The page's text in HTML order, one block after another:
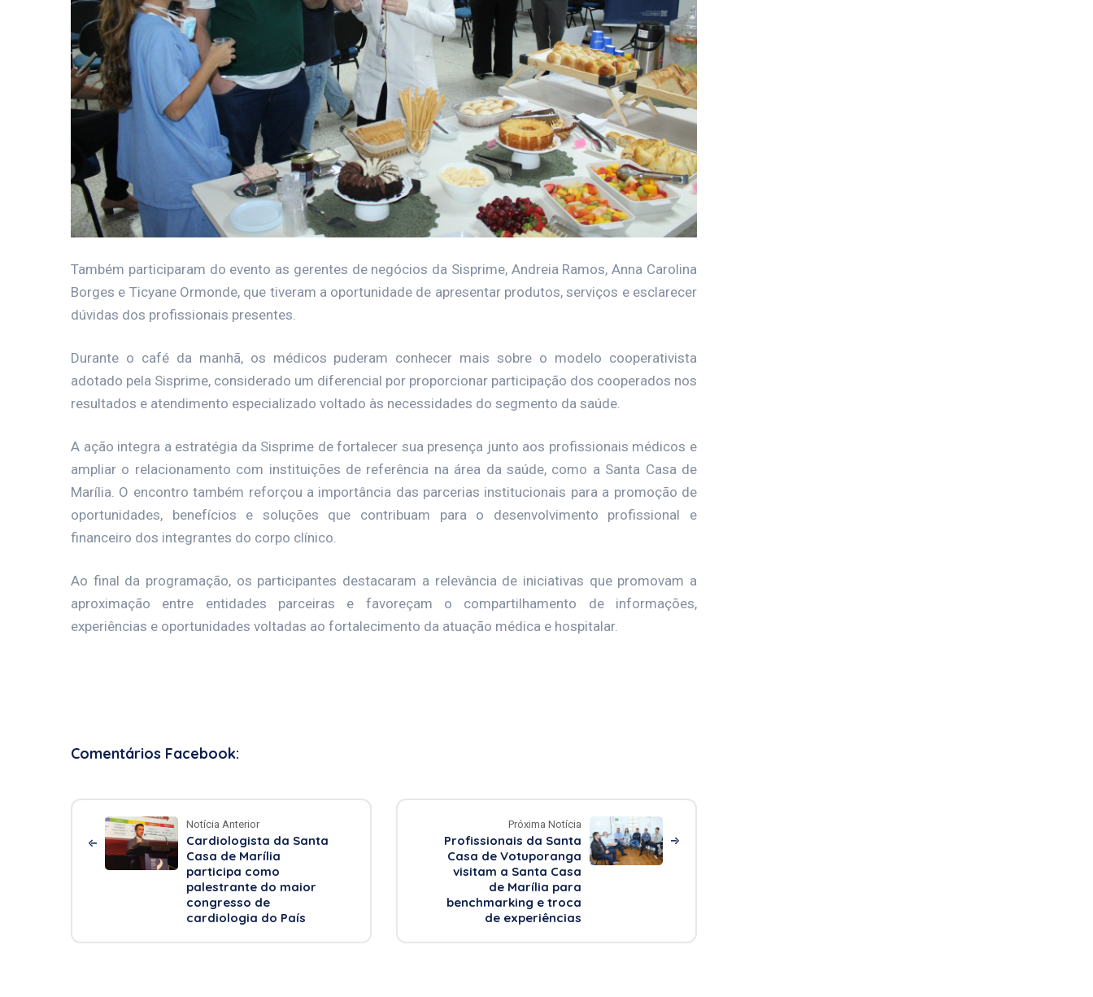
Também participaram do evento as gerentes de negócios da Sisprime, Andreia Ramos, Anna Carolina
Borges e Ticyane Ormonde, que tiveram a oportunidade de apresentar produtos, serviços e esclarecer
dúvidas dos profissionais presentes.
Durante o café da manhã, os médicos puderam conhecer mais sobre o modelo cooperativista
adotado pela Sisprime, considerado um diferencial por proporcionar participação dos cooperados nos
resultados e atendimento especializado voltado às necessidades do segmento da saúde.
A ação integra a estratégia da Sisprime de fortalecer sua presença junto aos profissionais médicos e
ampliar o relacionamento com instituições de referência na área da saúde, como a Santa Casa de
Marília. O encontro também reforçou a importância das parcerias institucionais para a promoção de
oportunidades, benefícios e soluções que contribuam para o desenvolvimento profissional e
financeiro dos integrantes do corpo clínico.
Ao final da programação, os participantes destacaram a relevância de iniciativas que promovam a
aproximação entre entidades parceiras e favoreçam o compartilhamento de informações,
experiências e oportunidades voltadas ao fortalecimento da atuação médica e hospitalar.
Comentários Facebook:
Notícia Anterior
Cardiologista da Santa
Casa de Marília
participa como
palestrante do maior
congresso de
cardiologia do País
Próxima Notícia
Profissionais da Santa
Casa de Votuporanga
visitam a Santa Casa
de Marília para
benchmarking e troca
de experiências